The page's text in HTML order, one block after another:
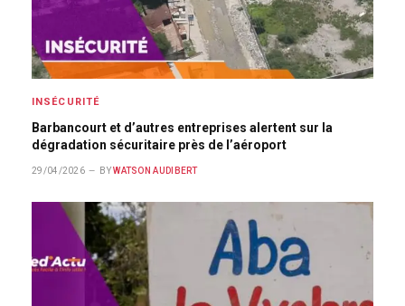
INSÉCURITÉ
Barbancourt et d’autres entreprises alertent sur la
dégradation sécuritaire près de l’aéroport
29/04/2026 BY WATSON AUDIBERT